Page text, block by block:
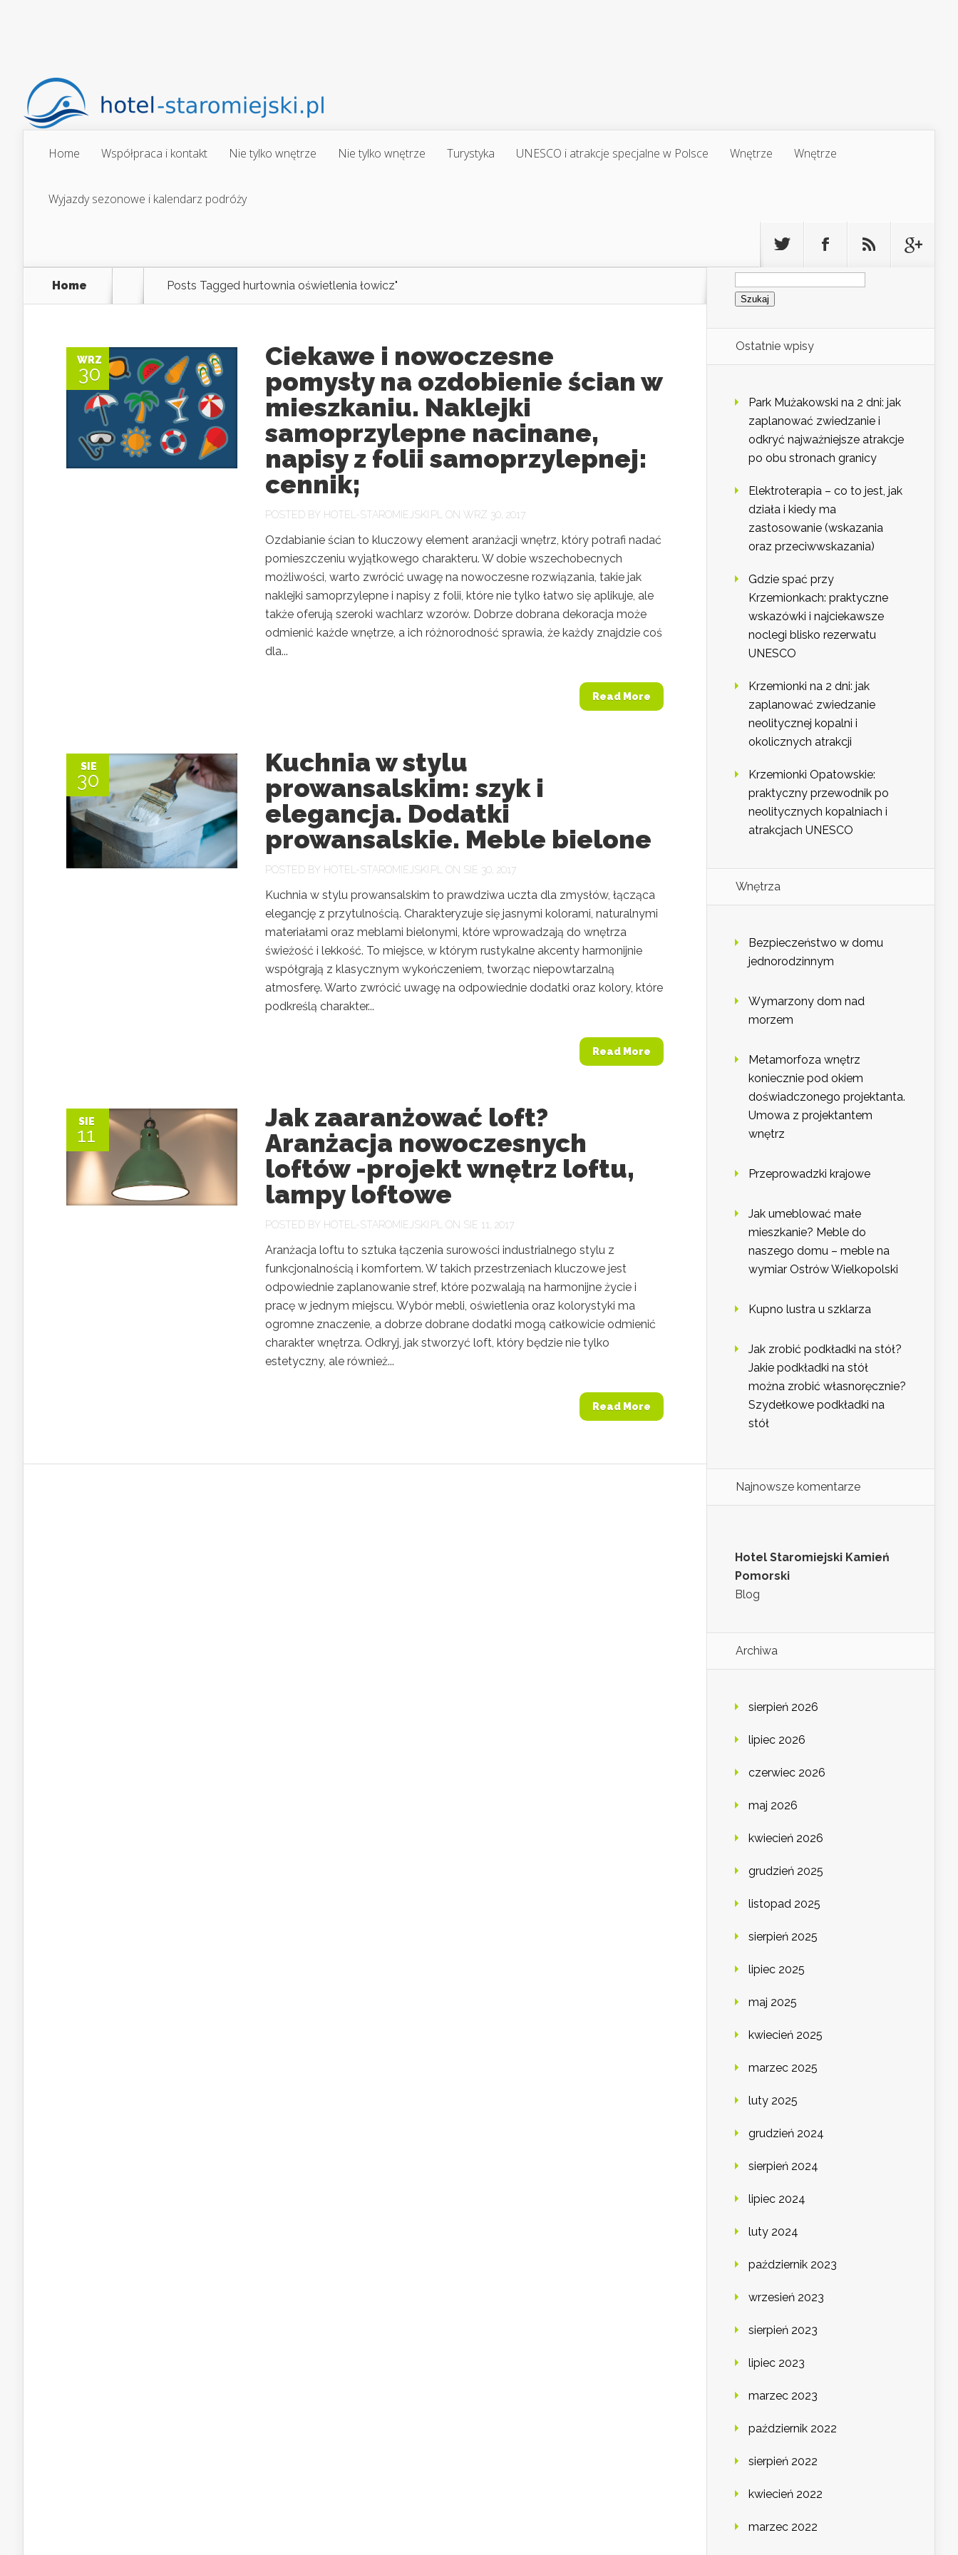
Home Współpraca i kontakt Nie tylko wnętrze Nie tylko wnętrze Turystyka UNESCO i atrakcje specjalne w Polsce Wnętrze Wnętrze
Wyjazdy sezonowe i kalendarz podróży
Home Posts Tagged hurtownia oświetlenia łowicz"
WRZ
30
Ciekawe i nowoczesne
pomysły na ozdobienie ścian w
mieszkaniu. Naklejki
samoprzylepne nacinane,
napisy z folii samoprzylepnej:
cennik;
POSTED BY HOTEL-STAROMIEJSKI.PL ON WRZ 30, 2017
Ozdabianie ścian to kluczowy element aranżacji wnętrz, który potrafi nadać
pomieszczeniu wyjątkowego charakteru. W dobie wszechobecnych
możliwości, warto zwrócić uwagę na nowoczesne rozwiązania, takie jak
naklejki samoprzylepne i napisy z folii, które nie tylko łatwo się aplikuje, ale
także oferują szeroki wachlarz wzorów. Dobrze dobrana dekoracja może
odmienić każde wnętrze, a ich różnorodność sprawia, że każdy znajdzie coś
dla...
Read More
SIE
30
Kuchnia w stylu
prowansalskim: szyk i
elegancja. Dodatki
prowansalskie. Meble bielone
POSTED BY HOTEL-STAROMIEJSKI.PL ON SIE 30, 2017
Kuchnia w stylu prowansalskim to prawdziwa uczta dla zmysłów, łącząca
elegancję z przytulnością. Charakteryzuje się jasnymi kolorami, naturalnymi
materiałami oraz meblami bielonymi, które wprowadzają do wnętrza
świeżość i lekkość. To miejsce, w którym rustykalne akcenty harmonijnie
współgrają z klasycznym wykończeniem, tworząc niepowtarzalną
atmosferę. Warto zwrócić uwagę na odpowiednie dodatki oraz kolory, które
podkreślą charakter...
Read More
SIE
11
Jak zaaranżować loft?
Aranżacja nowoczesnych
loftów -projekt wnętrz loftu,
lampy loftowe
POSTED BY HOTEL-STAROMIEJSKI.PL ON SIE 11, 2017
Aranżacja loftu to sztuka łączenia surowości industrialnego stylu z
funkcjonalnością i komfortem. W takich przestrzeniach kluczowe jest
odpowiednie zaplanowanie stref, które pozwalają na harmonijne życie i
pracę w jednym miejscu. Wybór mebli, oświetlenia oraz kolorystyki ma
ogromne znaczenie, a dobrze dobrane dodatki mogą całkowicie odmienić
charakter wnętrza. Odkryj, jak stworzyć loft, który będzie nie tylko
estetyczny, ale również...
Read More
Szukaj:
Ostatnie wpisy
Park Mużakowski na 2 dni: jak
zaplanować zwiedzanie i
odkryć najważniejsze atrakcje
po obu stronach granicy
Elektroterapia – co to jest, jak
działa i kiedy ma
zastosowanie (wskazania
oraz przeciwwskazania)
Gdzie spać przy
Krzemionkach: praktyczne
wskazówki i najciekawsze
noclegi blisko rezerwatu
UNESCO
Krzemionki na 2 dni: jak
zaplanować zwiedzanie
neolitycznej kopalni i
okolicznych atrakcji
Krzemionki Opatowskie:
praktyczny przewodnik po
neolitycznych kopalniach i
atrakcjach UNESCO
Wnętrza
Bezpieczeństwo w domu
jednorodzinnym
Wymarzony dom nad
morzem
Metamorfoza wnętrz
koniecznie pod okiem
doświadczonego projektanta.
Umowa z projektantem
wnętrz
Przeprowadzki krajowe
Jak umeblować małe
mieszkanie? Meble do
naszego domu – meble na
wymiar Ostrów Wielkopolski
Kupno lustra u szklarza
Jak zrobić podkładki na stół?
Jakie podkładki na stół
można zrobić własnoręcznie?
Szydełkowe podkładki na
stół
Najnowsze komentarze
Hotel Staromiejski Kamień
Pomorski
Blog
Archiwa
sierpień 2026
lipiec 2026
czerwiec 2026
maj 2026
kwiecień 2026
grudzień 2025
listopad 2025
sierpień 2025
lipiec 2025
maj 2025
kwiecień 2025
marzec 2025
luty 2025
grudzień 2024
sierpień 2024
lipiec 2024
luty 2024
październik 2023
wrzesień 2023
sierpień 2023
lipiec 2023
marzec 2023
październik 2022
sierpień 2022
kwiecień 2022
marzec 2022